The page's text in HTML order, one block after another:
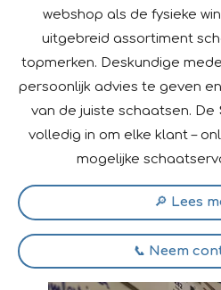
webshop als de fysieke
uitgebreid assortiment
topmerken. Deskundige
persoonlijk advies te geven
van de juiste schaatsen. De
volledig in om elke klant –
mogelijke
🔎 Lees
📞 Neem